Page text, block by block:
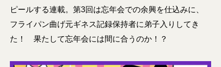
ピールする連載。第3回は忘年会での余興を仕込みに、
フライパン曲げ元ギネス記録保持者に弟子入りしてき
た！ 果たして忘年会には間に合うのか！？